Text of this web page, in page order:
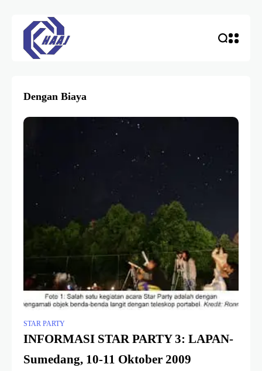
Dengan Biaya
STAR PARTY
INFORMASI STAR PARTY 3: LAPAN-
Sumedang, 10-11 Oktober 2009